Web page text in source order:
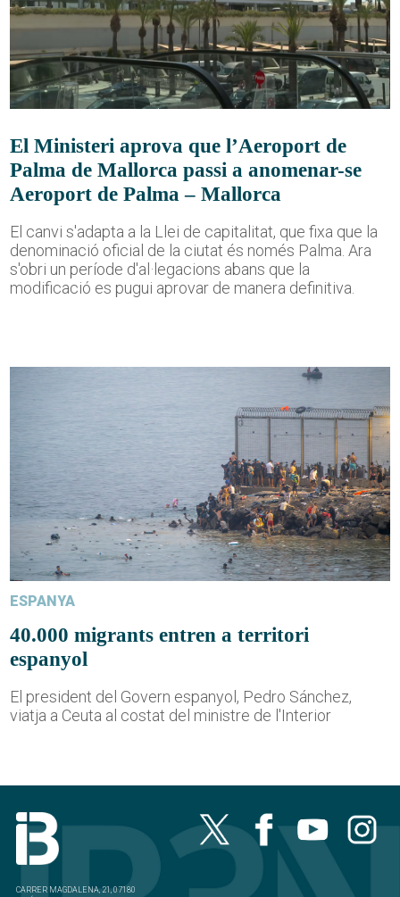
El Ministeri aprova que l’Aeroport de
Palma de Mallorca passi a anomenar-se
Aeroport de Palma – Mallorca
El canvi s'adapta a la Llei de capitalitat, que fixa que la
denominació oficial de la ciutat és només Palma. Ara
s'obri un període d'al·legacions abans que la
modificació es pugui aprovar de manera definitiva.
ESPANYA
40.000 migrants entren a territori
espanyol
El president del Govern espanyol, Pedro Sánchez,
viatja a Ceuta al costat del ministre de l'Interior
CARRER MAGDALENA, 21, 07180